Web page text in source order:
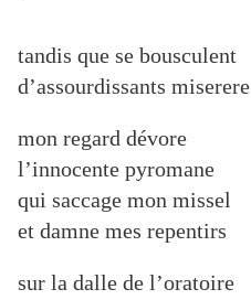
tandis que se bousculent
d’assourdissants miserere
mon regard dévore
l’innocente pyromane
qui saccage mon missel
et damne mes repentirs
sur la dalle de l’oratoire